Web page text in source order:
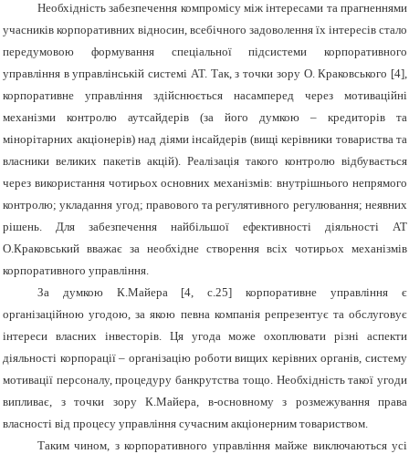
Необхідність забезпечення компромісу між інтересами та прагненнями
учасників корпоративних відносин, всебічного задоволення їх інтересів стало
передумовою формування спеціальної підсистеми корпоративного
управління в управлінській системі АТ. Так, з точки зору О. Краковського [4],
корпоративне управління здійснюється насамперед через мотиваційні
механізми контролю аутсайдерів (за його думкою – кредиторів та
мінорітарних акціонерів) над діями інсайдерів (вищі керівники товариства та
власники великих пакетів акцій). Реалізація такого контролю відбувається
через використання чотирьох основних механізмів: внутрішнього непрямого
контролю; укладання угод; правового та регулятивного регулювання; неявних
рішень. Для забезпечення найбільшої ефективності діяльності АТ
О.Краковський вважає за необхідне створення всіх чотирьох механізмів
корпоративного управління.
За думкою К.Майера [4, с.25] корпоративне управління є
організаційною угодою, за якою певна компанія репрезентує та обслуговує
інтереси власних інвесторів. Ця угода може охоплювати різні аспекти
діяльності корпорації – організацію роботи вищих керівних органів, систему
мотивації персоналу, процедуру банкрутства тощо. Необхідність такої угоди
випливає, з точки зору К.Майера, в-основному з розмежування права
власності від процесу управління сучасним акціонерним товариством.
Таким чином, з корпоративного управління майже виключаються усі